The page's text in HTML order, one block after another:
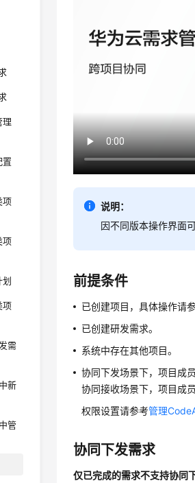
理
置
项
项
划
项
需
新
管
说明：
因不同版本操作界面
前提条件
已创建项目，具体操作请
已创建研发需求。
系统中存在其他项目。
协同下发场景下，项目成
协同接收场景下，项目成
权限设置请参考管理
协同下发需求
仅已完成的需求不支持协同